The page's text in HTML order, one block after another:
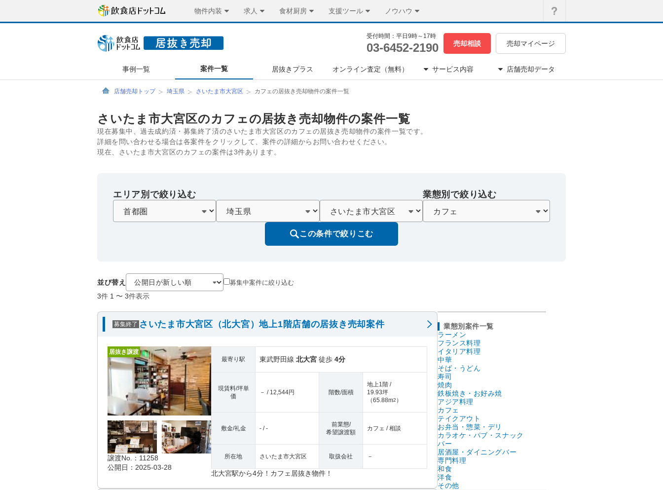
物件内装 求人 食材厨房 支援ツール ノウハウ
受付時間：平日9時～17時
03-6452-2190 売却相談 売却マイページ
事例一覧 案件一覧 居抜きプラス オンライン査定（無料） サービス内容 店舗売却データ
店舗売却トップ 埼玉県 さいたま市大宮区 カフェの居抜き売却物件の案件一覧
さいたま市大宮区のカフェの居抜き売却物件の案件一覧
現在募集中、過去成約済・募集終了済のさいたま市大宮区のカフェの居抜き売却物件の案件一覧です。
詳細を問い合わせる場合は各案件をクリックして、案件の詳細からお問い合わせください。
現在、さいたま市大宮区のカフェの案件は3件あります。
エリア別で絞り込む 業態別で絞り込む
この条件で絞りこむ
並び替え 募集中案件に絞り込む
3件 1 〜 3件表示
募集終了 さいたま市大宮区（北大宮）地上1階店舗の居抜き売却案件
居抜き譲渡
譲渡No.：11258
公開日：2025-03-28
最寄り駅 東武野田線 北大宮 徒歩 4分
現賃料/坪単
価
－ / 12,544円 階数/面積
地上1階 /
19.93坪
（65.88m2 ）
敷金/礼金 - / -
前業態/
希望譲渡額
カフェ / 相談
所在地 さいたま市大宮区 取扱会社 －
北大宮駅から4分！カフェ居抜き物件！
業態別案件一覧
ラーメン
フランス料理
イタリア料理
中華
そば・うどん
寿司
焼肉
鉄板焼き・お好み焼
アジア料理
カフェ
テイクアウト
お弁当・惣菜・デリ
カラオケ・パブ・スナック
バー
居酒屋・ダイニングバー
専門料理
和食
洋食
その他